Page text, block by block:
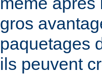
gros
paquetages
ils peuvent